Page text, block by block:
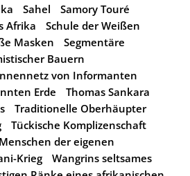
Sahel
Samory Touré
Afrika
Schule der Weißen
Masken
Segmentäre
Bauern
von Informanten
Erde
Thomas Sankara
Traditionelle Oberhäupter
Tückische Komplizenschaft
der eigenen
Krieg
Wangrins seltsames